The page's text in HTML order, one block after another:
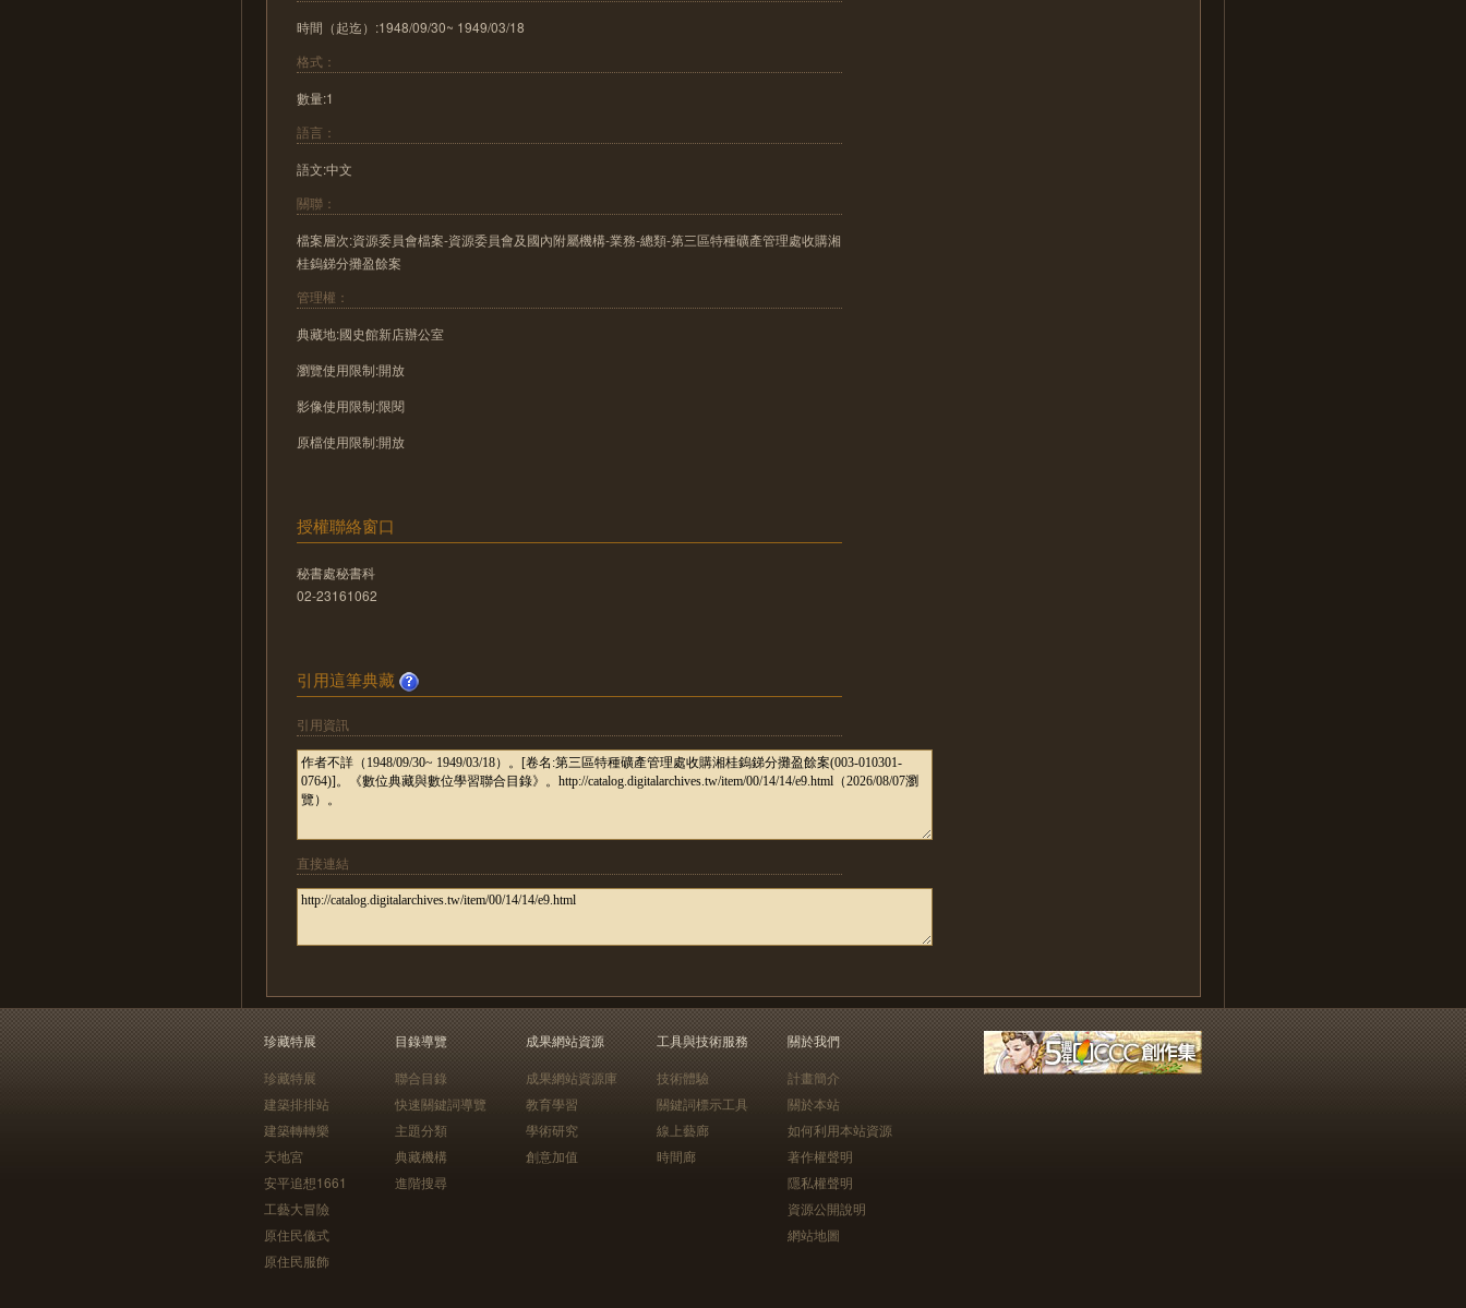
時間（起迄）:1948/09/30~ 1949/03/18
格式：
數量:1
語言：
語文:中文
關聯：
檔案層次:資源委員會檔案-資源委員會及國內附屬機構-業務-總類-第三區特種礦產管理處收購湘
桂鎢銻分攤盈餘案
管理權：
典藏地:國史館新店辦公室
瀏覽使用限制:開放
影像使用限制:限閱
原檔使用限制:開放
授權聯絡窗口
秘書處秘書科
02-23161062
引用這筆典藏
引用資訊
直接連結
珍藏特展
珍藏特展
建築排排站
建築轉轉樂
天地宮
安平追想1661
工藝大冒險
原住民儀式
原住民服飾
目錄導覽
聯合目錄
快速關鍵詞導覽
主題分類
典藏機構
進階搜尋
成果網站資源
成果網站資源庫
教育學習
學術研究
創意加值
工具與技術服務
技術體驗
關鍵詞標示工具
線上藝廊
時間廊
關於我們
計畫簡介
關於本站
如何利用本站資源
著作權聲明
隱私權聲明
資源公開說明
網站地圖